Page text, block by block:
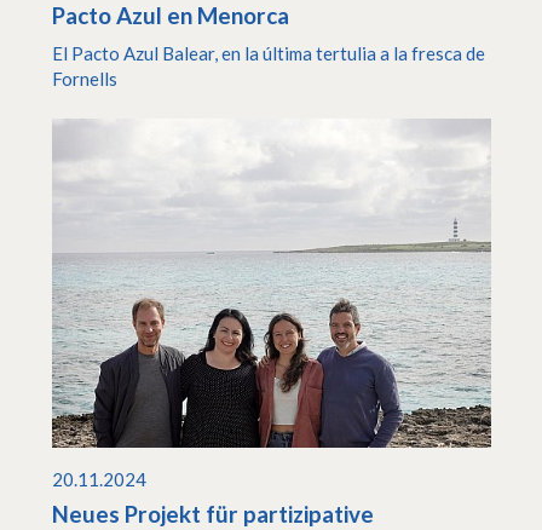
Pacto Azul en Menorca
El Pacto Azul Balear, en la última tertulia a la fresca de
Fornells
20.11.2024
Neues Projekt für partizipative